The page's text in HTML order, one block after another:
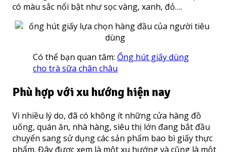
có màu sắc nổi bật như sọc vàng, xanh, đỏ….
Có thể bạn quan tâm: Ống hút giấy dùng
cho trà sữa chân châu
Phù hợp với xu hướng hiện nay
Vì nhiều lý do, đã có không ít những cửa hàng đồ
uống, quán ăn, nhà hàng, siêu thị lớn đang bắt đầu
chuyển sang sử dụng các sản phẩm bao bì giấy thực
phẩm. Đây được xem là một xu hướng và cũng là một